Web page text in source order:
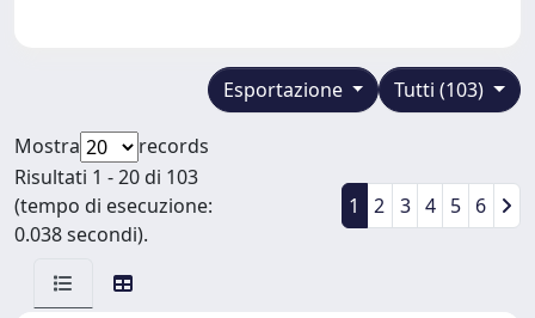
Tutti (103)
Esportazione
Mostra
records
Risultati 1 - 20 di 103
(tempo di esecuzione:
0.038 secondi).
1 2 3 4 5 6